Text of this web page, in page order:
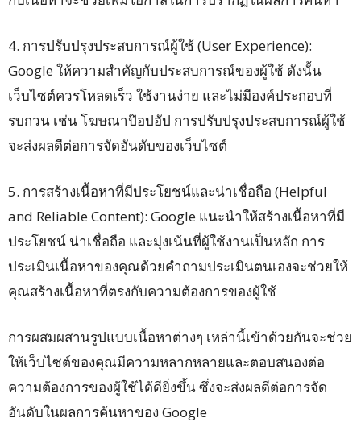
4. การปรับปรุงประสบการณ์ผู้ใช้ (User Experience):
Google ให้ความสำคัญกับประสบการณ์ของผู้ใช้ ดังนั้น
เว็บไซต์ควรโหลดเร็ว ใช้งานง่าย และไม่มีองค์ประกอบที่
รบกวน เช่น โฆษณาป๊อปอัป การปรับปรุงประสบการณ์ผู้ใช้
จะส่งผลดีต่อการจัดอันดับของเว็บไซต์
5. การสร้างเนื้อหาที่มีประโยชน์และน่าเชื่อถือ (Helpful
and Reliable Content): Google แนะนำให้สร้างเนื้อหาที่มี
ประโยชน์ น่าเชื่อถือ และมุ่งเน้นที่ผู้ใช้งานเป็นหลัก การ
ประเมินเนื้อหาของคุณด้วยคำถามประเมินตนเองจะช่วยให้
คุณสร้างเนื้อหาที่ตรงกับความต้องการของผู้ใช้
การผสมผสานรูปแบบเนื้อหาต่างๆ เหล่านี้เข้าด้วยกันจะช่วย
ให้เว็บไซต์ของคุณมีความหลากหลายและตอบสนองต่อ
ความต้องการของผู้ใช้ได้ดียิ่งขึ้น ซึ่งจะส่งผลดีต่อการจัด
อันดับในผลการค้นหาของ Google